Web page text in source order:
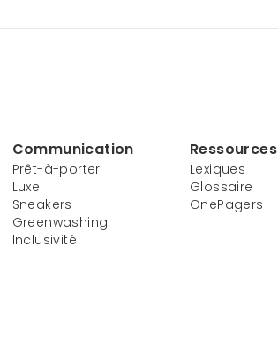
Communication
Prêt-à-porter
Luxe
Sneakers
Greenwashing
Inclusivité
Ressources
Lexiques
Glossaire
OnePagers